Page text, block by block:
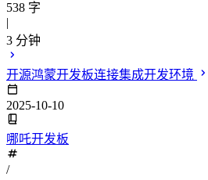
538 字
|
3 分钟
开源鸿蒙开发板连接集成开发环境
2025-10-10
哪吒开发板
/